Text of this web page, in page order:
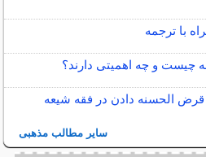
با ترجمه
چیست و چه اهمیتی دارند؟
الحسنه دادن در فقه شیعه
سایر مطالب مذهبی